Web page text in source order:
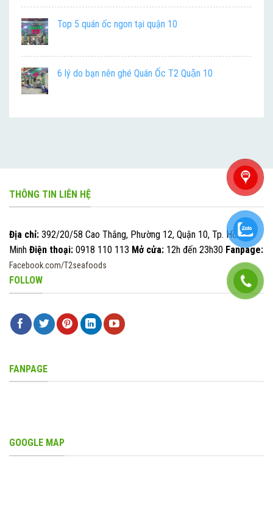
Top 5 quán ốc ngon tại quận 10
6 lý do bạn nên ghé Quán Ốc T2 Quận 10
THÔNG TIN LIÊN HỆ
Địa chỉ: 392/20/58 Cao Thắng, Phường 12, Quận 10, Tp. Hồ Chí
Minh Điện thoại: 0918 110 113 Mở cửa: 12h đến 23h30 Fanpage:
Facebook.com/T2seafoods
FOLLOW
FANPAGE
GOOGLE MAP